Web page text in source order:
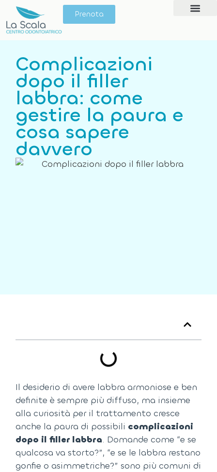
Prenota
Complicazioni
dopo il filler
labbra: come
gestire la paura e
cosa sapere
davvero
Il desiderio di avere labbra armoniose e ben
definite è sempre più diffuso, ma insieme
alla curiosità per il trattamento cresce
anche la paura di possibili complicazioni
dopo il filler labbra. Domande come “e se
qualcosa va storto?”, “e se le labbra restano
gonfie o asimmetriche?” sono più comuni di